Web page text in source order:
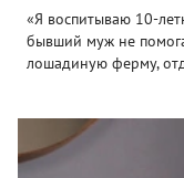
«Я воспитываю 10-
бывший муж не
лошадиную ферму,